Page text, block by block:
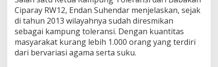
u
n
g
!
Ciparay RW12, Endan Suhendar menjelaskan, sejak
di tahun 2013 wilayahnya sudah diresmikan
sebagai kampung toleransi. Dengan kuantitas
masyarakat kurang lebih 1.000 orang yang terdiri
dari bervariasi agama serta suku.